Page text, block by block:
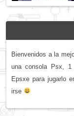
Bienvenidos a la
una consola Psx, 1
Epsxe para jugarlo
irse